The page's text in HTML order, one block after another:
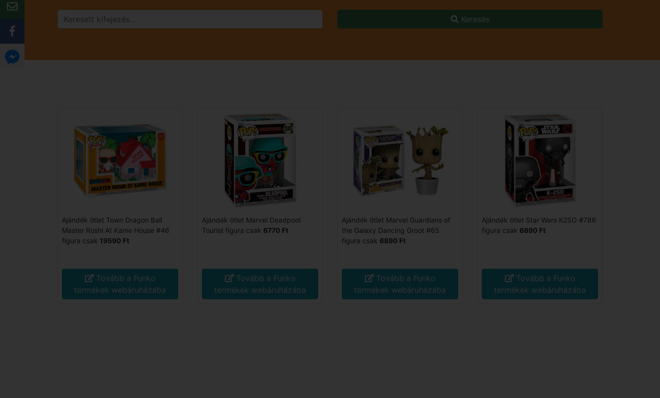
Keresés
Ajándék ötlet Town Dragon Ball
Master Roshi At Kame House #46
figura csak 19590 Ft
Tovább a Funko
termékek webáruházába
Ajándék ötlet Marvel Deadpool
Tourist figura csak 6770 Ft
Tovább a Funko
termékek webáruházába
Ajándék ötlet Marvel Guardians of
the Galaxy Dancing Groot #65
figura csak 6890 Ft
Tovább a Funko
termékek webáruházába
Ajándék ötlet Star Wars K2SO #786
figura csak 6890 Ft
Tovább a Funko
termékek webáruházába